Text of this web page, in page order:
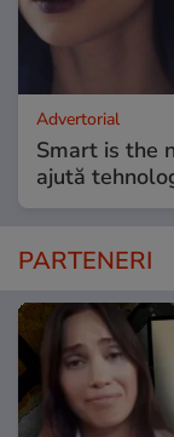
Advertorial
Smart is the
ajută
PARTENERI